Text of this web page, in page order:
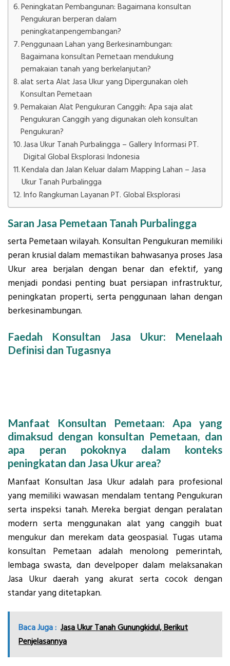
Peningkatan Pembangunan: Bagaimana konsultan
Pengukuran berperan dalam
peningkatanpengembangan?
Penggunaan Lahan yang Berkesinambungan:
Bagaimana konsultan Pemetaan mendukung
pemakaian tanah yang berkelanjutan?
alat serta Alat Jasa Ukur yang Dipergunakan oleh
Konsultan Pemetaan
Pemakaian Alat Pengukuran Canggih: Apa saja alat
Pengukuran Canggih yang digunakan oleh konsultan
Pengukuran?
Jasa Ukur Tanah Purbalingga – Gallery Informasi PT.
Digital Global Eksplorasi Indonesia
Kendala dan Jalan Keluar dalam Mapping Lahan – Jasa
Ukur Tanah Purbalingga
Info Rangkuman Layanan PT. Global Eksplorasi
Saran Jasa Pemetaan Tanah Purbalingga
serta Pemetaan wilayah. Konsultan Pengukuran memiliki
peran krusial dalam memastikan bahwasanya proses Jasa
Ukur area berjalan dengan benar dan efektif, yang
menjadi pondasi penting buat persiapan infrastruktur,
peningkatan properti, serta penggunaan lahan dengan
berkesinambungan.
Faedah Konsultan Jasa Ukur: Menelaah
Definisi dan Tugasnya
Manfaat Konsultan Pemetaan: Apa yang
dimaksud dengan konsultan Pemetaan, dan
apa peran pokoknya dalam konteks
peningkatan dan Jasa Ukur area?
Manfaat Konsultan Jasa Ukur adalah para profesional
yang memiliki wawasan mendalam tentang Pengukuran
serta inspeksi tanah. Mereka bergiat dengan peralatan
modern serta menggunakan alat yang canggih buat
mengukur dan merekam data geospasial. Tugas utama
konsultan Pemetaan adalah menolong pemerintah,
lembaga swasta, dan develpoper dalam melaksanakan
Jasa Ukur daerah yang akurat serta cocok dengan
standar yang ditetapkan.
Baca Juga : Jasa Ukur Tanah Gunungkidul, Berikut
Penjelasannya